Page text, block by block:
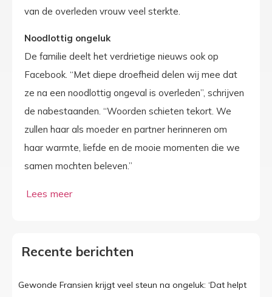
van de overleden vrouw veel sterkte.
Noodlottig ongeluk
De familie deelt het verdrietige nieuws ook op
Facebook. “Met diepe droefheid delen wij mee dat
ze na een noodlottig ongeval is overleden”, schrijven
de nabestaanden. “Woorden schieten tekort. We
zullen haar als moeder en partner herinneren om
haar warmte, liefde en de mooie momenten die we
samen mochten beleven.”
Recente berichten
Gewonde Fransien krijgt veel steun na ongeluk: ‘Dat helpt